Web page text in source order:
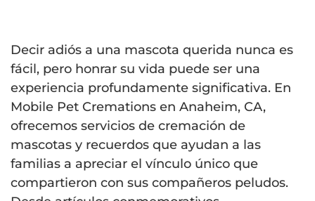
Decir adiós a una mascota querida nunca es
fácil, pero honrar su vida puede ser una
experiencia profundamente significativa. En
Mobile Pet Cremations en Anaheim, CA,
ofrecemos servicios de cremación de
mascotas y recuerdos que ayudan a las
familias a apreciar el vínculo único que
compartieron con sus compañeros peludos.